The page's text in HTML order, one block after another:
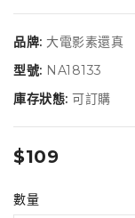
品牌: 大電影素還真
型號: NA18133
庫存狀態: 可訂購
$109
數量